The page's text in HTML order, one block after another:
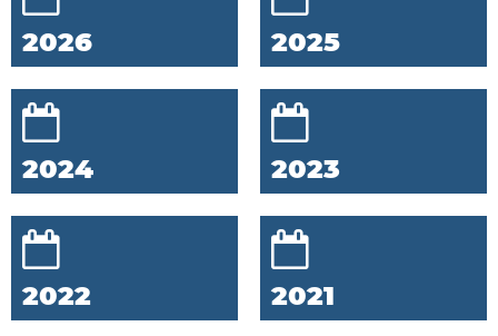
2026 2025
2024 2023
2022 2021